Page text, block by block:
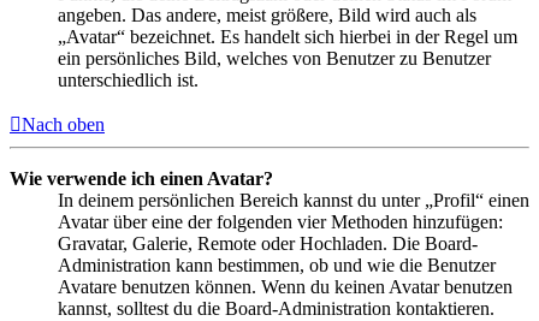
angeben. Das andere, meist größere, Bild wird auch als
„Avatar“ bezeichnet. Es handelt sich hierbei in der Regel um
ein persönliches Bild, welches von Benutzer zu Benutzer
unterschiedlich ist.
Nach oben
Wie verwende ich einen Avatar?
In deinem persönlichen Bereich kannst du unter „Profil“ einen
Avatar über eine der folgenden vier Methoden hinzufügen:
Gravatar, Galerie, Remote oder Hochladen. Die Board-
Administration kann bestimmen, ob und wie die Benutzer
Avatare benutzen können. Wenn du keinen Avatar benutzen
kannst, solltest du die Board-Administration kontaktieren.